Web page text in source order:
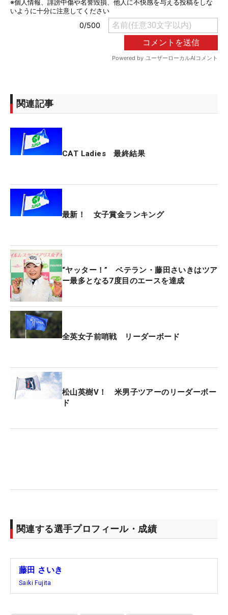
関連記事
CAT Ladies 最終結果
最新！ 女子賞金ランキング
“ヤッター！” ベテラン・藤田さいきはツア
ー最多となる7度目のエースを達成
全英女子前哨戦 リーダーボード
松山英樹V！ 米男子ツアーのリーダーボー
ド
関連する選手プロフィール・成績
藤田 さいき
Saiki Fujita